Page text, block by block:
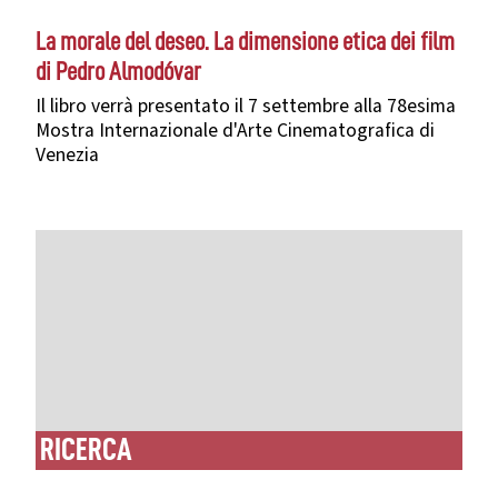
La morale del deseo. La dimensione etica dei film
di Pedro Almodóvar
Il libro verrà presentato il 7 settembre alla 78esima
Mostra Internazionale d'Arte Cinematografica di
Venezia
RICERCA